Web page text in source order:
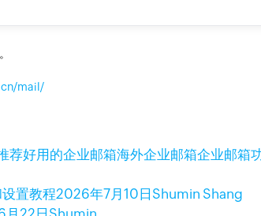
mail/
荐好用的企业邮箱海外企业邮箱企业邮箱
置教程2026年7月10日 Shumin Shang